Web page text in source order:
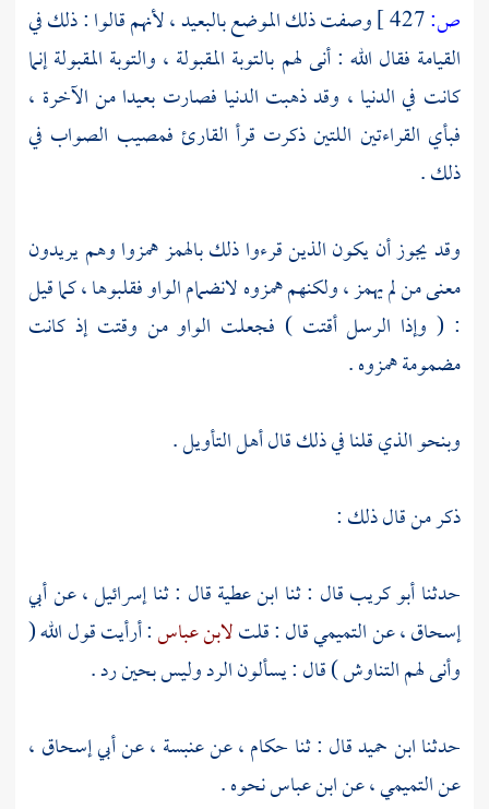
ص:
وصفت ذلك الموضع بالبعيد ، لأنهم قالوا : ذلك في
القيامة فقال الله : أنى لهم بالتوبة المقبولة ، والتوبة المقبولة إنما
كانت في الدنيا ، وقد ذهبت الدنيا فصارت بعيدا من الآخرة ،
فبأي القراءتين اللتين ذكرت قرأ القارئ فمصيب الصواب في
ذلك .
وقد يجوز أن يكون الذين قرءوا ذلك بالهمز همزوا وهم يريدون
معنى من لم يهمز ، ولكنهم همزوه لانضمام الواو فقلبوها ، كما قيل
: ( وإذا الرسل أقتت ) فجعلت الواو من وقتت إذ كانت
مضمومة همزوه .
وبنحو الذي قلنا في ذلك قال أهل التأويل .
ذكر من قال ذلك :
حدثناأبو كريبقال : ثنا ابن عطيةقال : ثناإسرائيل ،عنأبي
إسحاق ،عنالتميميقال : قلتلابن عباس: أرأيت قول الله (
وأنى لهم التناوش ) قال : يسألون الرد وليس بحين رد .
حدثناابن حميدقال : ثنا حكام ،عنعنبسة ،عنأبي إسحاق ،
عنالتميمي ،عنابن عباسنحوه .